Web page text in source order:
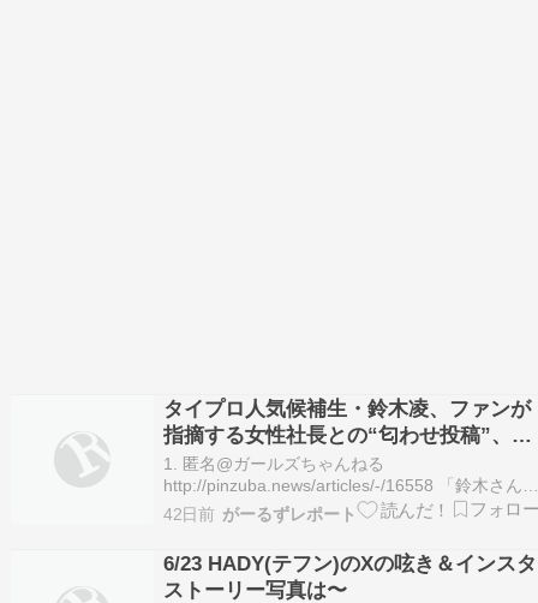
タイプロ人気候補生・鈴木凌、ファンが
指摘する女性社長との“匂わせ投稿”、セ
レブライフで「ママ活」まで疑われる背
景に“活動のブレ”
1. 匿名@ガールズちゃんねる
http://pinzuba.news/articles/-/16558 「鈴木さん
パリコレに行ったようで、何回かに分けてパリの
写真を投稿。エッフェル塔でのショットはバラを
手にしたもので、Aさんも同時期にエッフェル塔
の前でバラを手にした写真を投…
42日前 がーるずレポート
6/23 HADY(テフン)のXの呟き＆インスタ
ストーリー写真は〜